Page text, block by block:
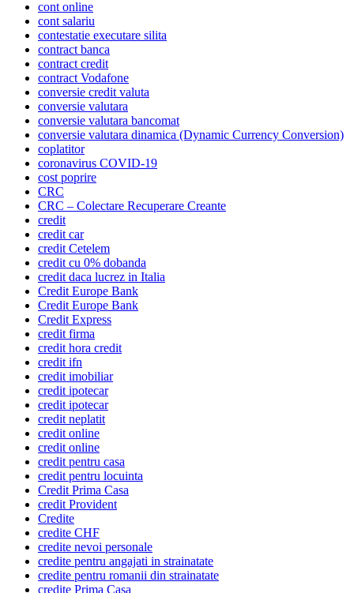
cont online
cont salariu
contestatie executare silita
contract banca
contract credit
contract Vodafone
conversie credit valuta
conversie valutara
conversie valutara bancomat
conversie valutara dinamica (Dynamic Currency Conversion)
coplatitor
coronavirus COVID-19
cost poprire
CRC
CRC – Colectare Recuperare Creante
credit
credit car
credit Cetelem
credit cu 0% dobanda
credit daca lucrez in Italia
Credit Europe Bank
Credit Europe Bank
Credit Express
credit firma
credit hora credit
credit ifn
credit imobiliar
credit ipotecar
credit ipotecar
credit neplatit
credit online
credit online
credit pentru casa
credit pentru locuinta
Credit Prima Casa
credit Provident
Credite
credite CHF
credite nevoi personale
credite pentru angajati in strainatate
credite pentru romanii din strainatate
credite Prima Casa